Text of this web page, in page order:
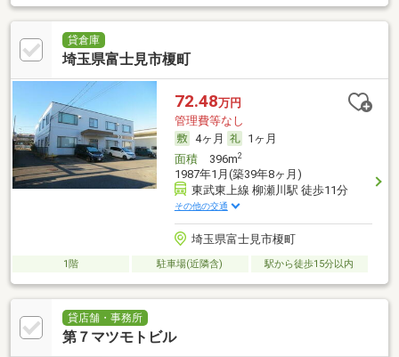
貸倉庫
埼玉県富士見市榎町
72.48万円
管理費等なし
4ヶ月
1ヶ月
面積396m2
1987年1月(築39年8ヶ月)
東武東上線 柳瀬川駅 徒歩11分
その他の交通
埼玉県富士見市榎町
1階 駐車場(近隣含) 駅から徒歩15分以内
貸店舗・事務所
第７マツモトビル